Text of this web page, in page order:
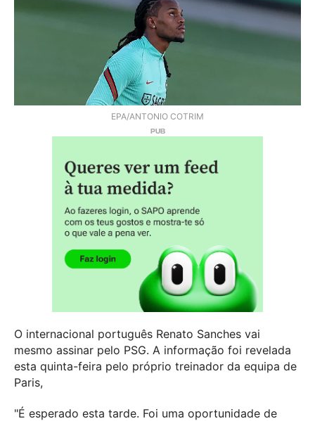
EPA/ANTONIO COTRIM
O internacional português Renato Sanches vai
mesmo assinar pelo PSG. A informação foi revelada
esta quinta-feira pelo próprio treinador da equipa de
Paris,
"É esperado esta tarde. Foi uma oportunidade de